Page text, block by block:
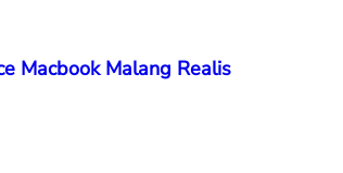
Macbook Malang Realis